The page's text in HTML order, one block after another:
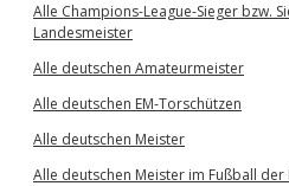
Alle Champions-League-Sieger bzw.
Landesmeister
Alle deutschen Amateurmeister
Alle deutschen EM-Torschützen
Alle deutschen Meister
Alle deutschen Meister im Fußball der